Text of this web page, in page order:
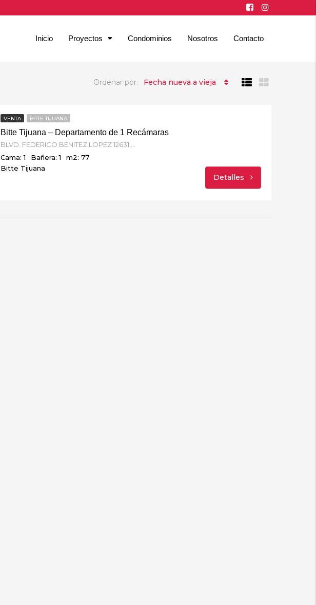
Inicio Proyectos Condominios Nosotros Contacto
Ordenar por: Fecha nueva a vieja
VENTA BITTE TIJUANA
Bitte Tijuana – Departamento de 1 Recámaras
Cama: 1
Bañera: 1
m2: 77
Bitte Tijuana
Detalles